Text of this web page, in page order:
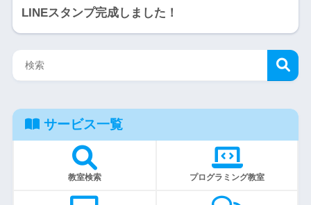
LINEスタンプ完成しました！
サービス一覧
教室検索 プログラミング教室